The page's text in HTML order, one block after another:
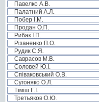
Павелко А.В.
Палатний А.Л.
Побер І.М.
Продан О.П.
Рибак І.П.
Різаненко П.О.
Рудик С.Я.
Саврасов М.В.
Соловей Ю.І.
Співаковський О.В.
Сугоняко О.Л.
Тіміш Г.І.
Третьяков О.Ю.